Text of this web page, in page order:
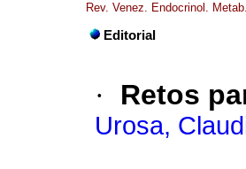
Rev. Venez. Endocrinol.
Editorial
· Retos
Urosa,